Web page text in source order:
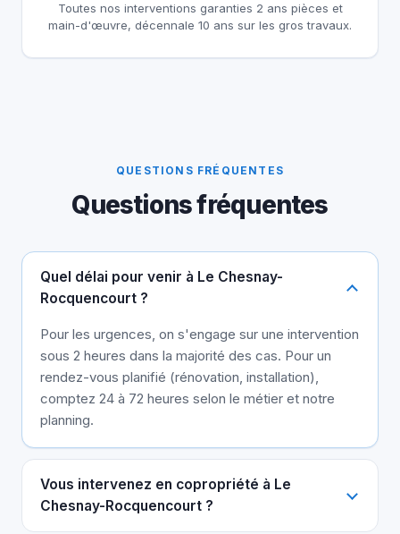
Toutes nos interventions garanties 2 ans pièces et
main-d'œuvre, décennale 10 ans sur les gros travaux.
QUESTIONS FRÉQUENTES
Questions fréquentes
Quel délai pour venir à Le Chesnay-
Rocquencourt ?
Pour les urgences, on s'engage sur une intervention
sous 2 heures dans la majorité des cas. Pour un
rendez-vous planifié (rénovation, installation),
comptez 24 à 72 heures selon le métier et notre
planning.
Vous intervenez en copropriété à Le
Chesnay-Rocquencourt ?